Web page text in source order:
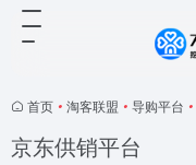
首页 • 淘客联盟 • 导购平台 •
京东供销平台